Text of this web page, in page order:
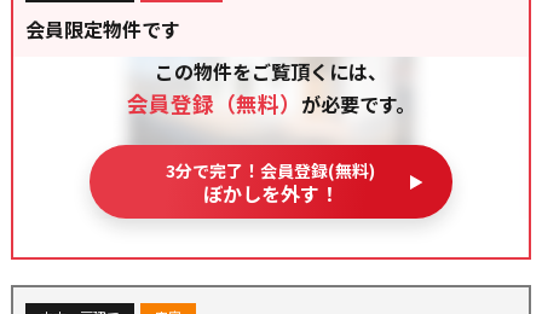
会員限定物件です
この物件をご覧頂くには、
会員登録（無料） が必要です。
3分で完了！会員登録(無料)
ぼかしを外す！